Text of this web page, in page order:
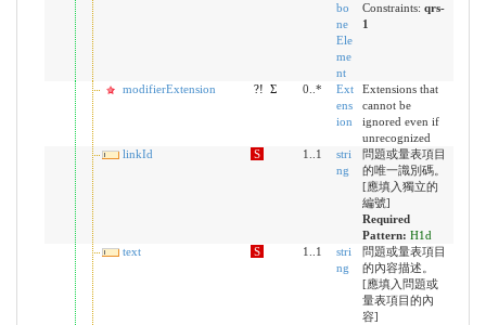
bo
ne
Ele
me
nt
Constraints: qrs-
1
modifierExtension ?! Σ 0..*
Ext
ens
ion
Extensions that
cannot be
ignored even if
unrecognized
linkId
S 1..1
stri
ng
問題或量表項目
的唯一識別碼。
[應填入獨立的
編號]
Required
Pattern: H1d
text
S 1..1
stri
ng
問題或量表項目
的內容描述。
[應填入問題或
量表項目的內
容]